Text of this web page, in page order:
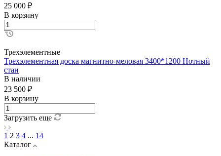
25 000 ₽
В корзину
Трехэлементные
Трехэлементная доска магнитно-меловая 3400*1200 Нотный
стан
В наличии
23 500 ₽
В корзину
Загрузить еще
1 2 3 4 ... 14
Каталог